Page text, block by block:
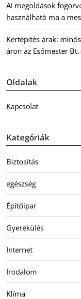
AI megoldások
használható ma a
Kertépítés árak:
áron az Esőmester
Oldalak
Kapcsolat
Kategóriák
Biztosítás
egészség
Építőipar
Gyerekülés
Internet
Irodalom
Klíma